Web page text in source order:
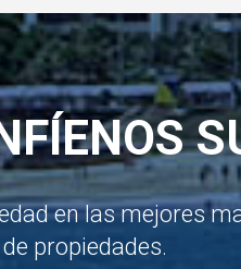
en las mejores
propiedades.